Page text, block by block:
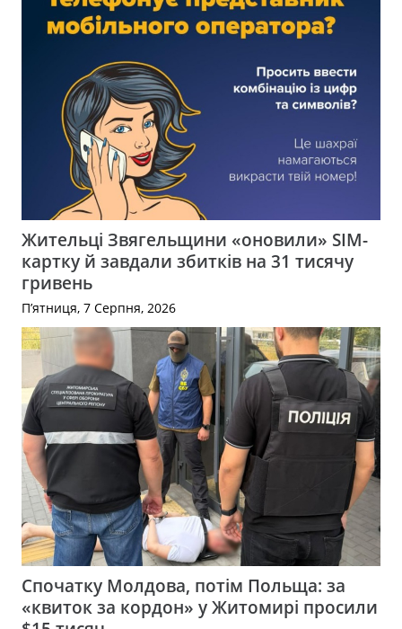
Жительці Звягельщини «оновили» SIM-
картку й завдали збитків на 31 тисячу
гривень
П’ятниця, 7 Серпня, 2026
Спочатку Молдова, потім Польща: за
«квиток за кордон» у Житомирі просили